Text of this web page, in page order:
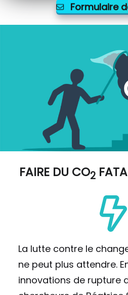
Formulaire
FAIRE DU CO2
La lutte contre le
ne peut plus attendre.
innovations de rupture